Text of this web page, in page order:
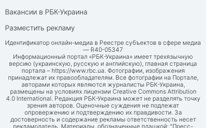
Вакансии в РБК-Украина
Разместить рекламу
Идентификатор онлайн-медиа в Реестре субъектов в сфере медиа
— R40-05347
Информационный портал «РБК-Украина» имеет трехязычную
версию (украинскую, русскую и английскую), главная страница
портала – https://www.rbc.ua. Фотографии, изображения
принадлежат их правообладателям. Все фотографии на Портале,
авторами которых являются журналисты РБК-Украина,
размещены на условиях лицензии Creative Commons Attribution
4.0 International. Редакция РБК-Украина может не разделять точку
зрения авторов. Оценочные суждения не подлежат
опровержению и подтверждению их правдивости. За
достоверность и содержание рекламы ответственность несет
рекламодатель. Материалы, обозначенные плашкой: "Пресс-